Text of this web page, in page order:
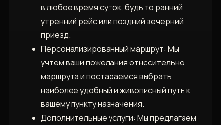
в любое время суток, будь то ранний
утренний рейс или поздний вечерний
приезд.
Персонализированный маршрут: Мы
учтем ваши пожелания относительно
маршрута и постараемся выбрать
наиболее удобный и живописный путь к
вашему пункту назначения.
Дополнительные услуги: Мы предлагаем